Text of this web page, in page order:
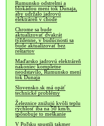
Rumunsko odstrelmi a
blokádou mení tok Dunaja,
aby udržalo jadrovú
elektráreň v chode
Chrome sa bude
aktualizovať dvakrát
týždenne, v budúcnosti sa
bude aktualizovať bez
reštartov
Maďarsko jadrovú elektráreň
nakoniec kompletne
neodstavilo, Rumunsko mení
tok Dunaja
Slovensko.sk má opäť
technické problémy
Železnice znižujú kvôli teplu
rýchlosť iba na 50 km/h,
spôsobuje to meškanie
V Poľsku spustili takmer